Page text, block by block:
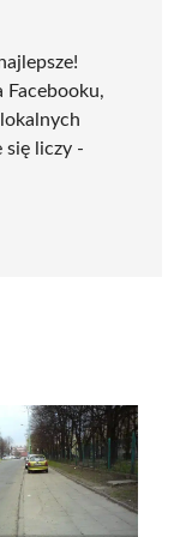
Facebooku,
się liczy -